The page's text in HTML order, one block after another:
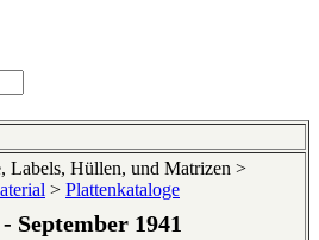
Labels, Hüllen, und Matrizen >
> Plattenkataloge
September 1941